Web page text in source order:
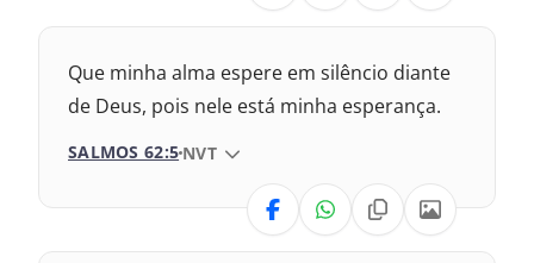
2017 – Nova Almeida Atualizada
2009 – Almeida Revisada e Corrigida
1969 – Almeida Revisada e Corrigida
Que minha alma espere em silêncio diante
de Deus, pois nele está minha esperança.
SALMOS 62:5 VERSÃO DA BÍBLIA
NVT
VERSÃO